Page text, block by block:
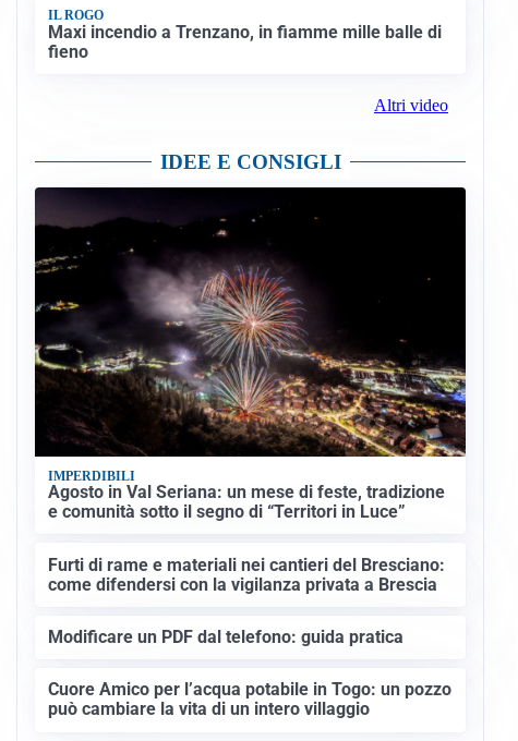
IL ROGO
Maxi incendio a Trenzano, in fiamme mille balle di
fieno
Altri video
IDEE E CONSIGLI
IMPERDIBILI
Agosto in Val Seriana: un mese di feste, tradizione
e comunità sotto il segno di “Territori in Luce”
Furti di rame e materiali nei cantieri del Bresciano:
come difendersi con la vigilanza privata a Brescia
Modificare un PDF dal telefono: guida pratica
Cuore Amico per l’acqua potabile in Togo: un pozzo
può cambiare la vita di un intero villaggio